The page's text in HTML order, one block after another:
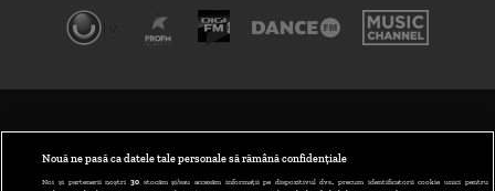
Nouă ne pasă ca datele tale personale să rămână confidențiale
Noi și partenerii noștri 30stocăm și/sau accesăm informații pe dispozitivul dvs., precum identificatorii cookie unici pentru